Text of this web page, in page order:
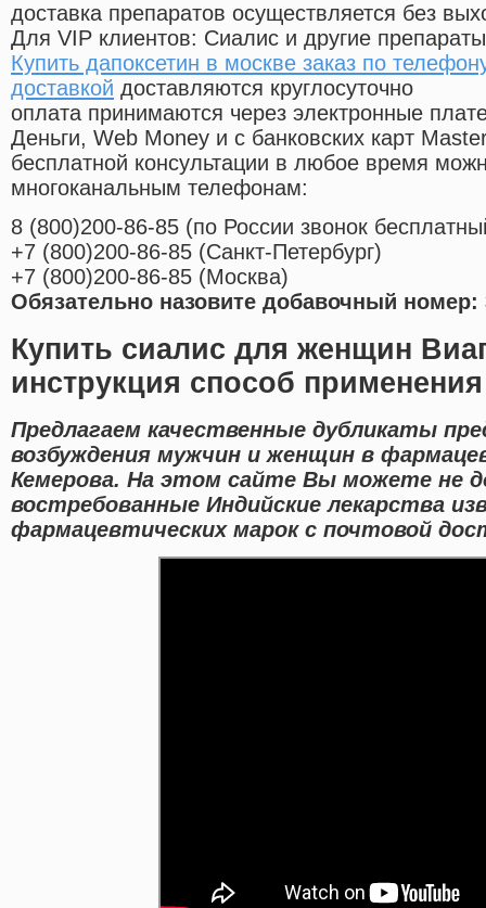
доставка препаратов осуществляется без
Для VIP клиентов: Сиалис и другие
Купить дапоксетин в москве заказ по
доставкой доставляются круглосуточно
оплата принимаются через электронные
Деньги, Web Money и с банковских карт
бесплатной консультации в любое время
многоканальным телефонам:
8 (800)200-86-85 (по России звонок
+7 (800)200-86-85 (Санкт-Петербург)
+7 (800)200-86-85 (Москва)
Обязательно назовите добавочный номер:
Купить сиалис для женщин
инструкция способ применения
Предлагаем качественные дубликаты
возбуждения мужчин и женщин в
Кемерова. На этом сайте Вы можете не
востребованные Индийские лекарства
фармацевтических марок с почтовой